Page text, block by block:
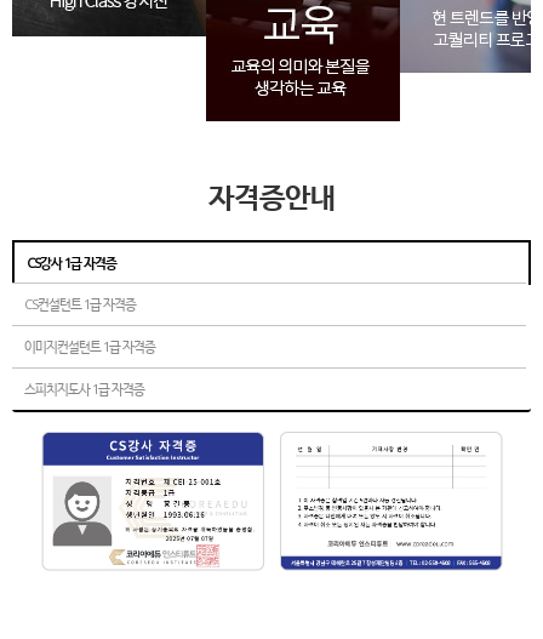
자격증안내
CS강사 1급 자격증
CS컨설턴트 1급 자격증
이미지컨설턴트 1급 자격증
스피치지도사 1급 자격증